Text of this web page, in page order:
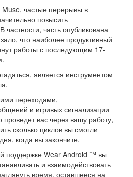
частые перерывы в
повысить
частности, часть опубликована
что наиболее продуктивный
работы с последующим 17-
является инструментом
переходами,
и игривых сигнализации
проведет вас через вашу работу,
сколько циклов вы смогли
когда вы закончите.
поддержке Wear Android ™ вы
и взаимодействовать
время, оставшееся на